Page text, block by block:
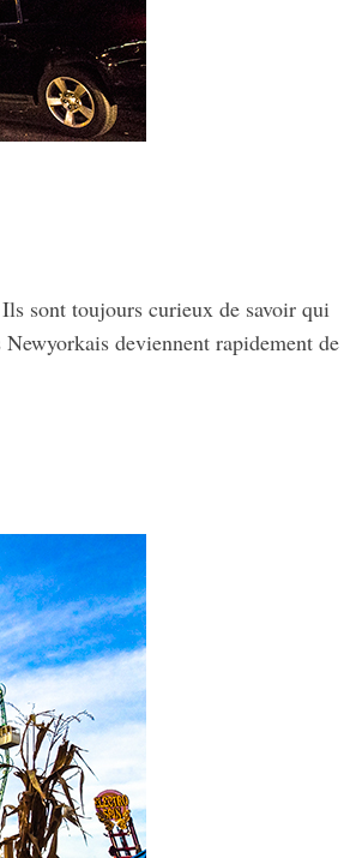
sont toujours curieux de savoir qui
deviennent rapidement de